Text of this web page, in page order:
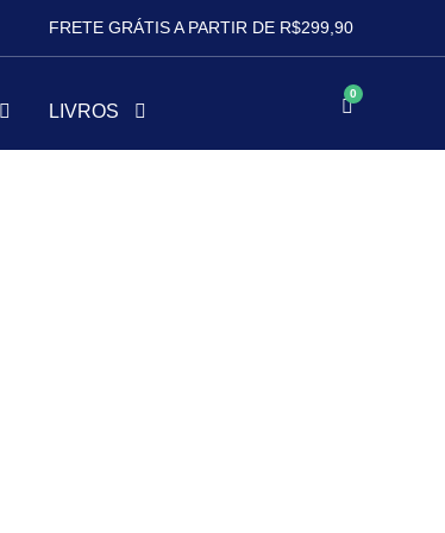
FRETE GRÁTIS A PARTIR DE R$299,90
LIVROS
0